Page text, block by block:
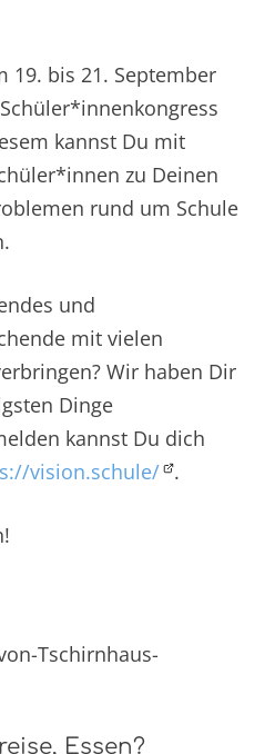
19. bis 21. September
kannst Du mit
zu Deinen
rund um Schule
und
mit vielen
Wir haben Dir
Dinge
kannst Du dich
vision.schule/ .
Tschirnhaus-
Essen?